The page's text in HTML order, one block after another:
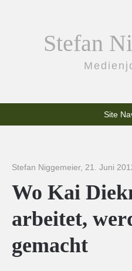
Stefan
Site
Stefan Niggemeier, 21. Juni
Wo Kai
arbeitet,
gemacht